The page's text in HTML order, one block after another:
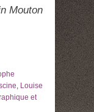
Mouton
, Louise
et